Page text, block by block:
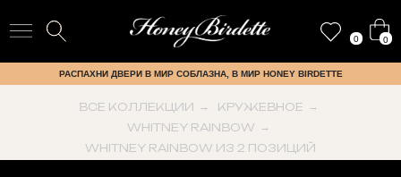
0 0
РАСПАХНИ ДВЕРИ В МИР СОБЛАЗНА, В МИР HONEY BIRDETTE
ВСЕ КОЛЛЕКЦИИ → КРУЖЕВНОЕ →
WHITNEY RAINBOW →
WHITNEY RAINBOW ИЗ 2 ПОЗИЦИЙ